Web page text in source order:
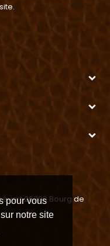
pour vous
notre site
26300 Bourg de